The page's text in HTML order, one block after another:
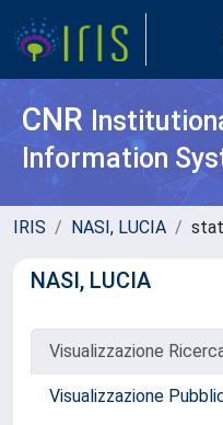
CNR
Information
IRIS NASI, LUCIA
NASI, LUCIA
Visualizzazione
Visualizzazione